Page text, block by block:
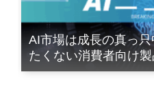
AI市場は成長の真っ
たくない消費者向け